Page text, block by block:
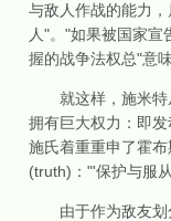
与敌人作战的能力
人"。"如果被国家
握的战争法权总"意
就这样，施米特从
拥有巨大权力：即
施氏着重重申了霍
(truth)："'保护与服
由于作为敌友划分